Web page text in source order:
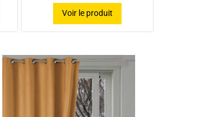
Voir le produit